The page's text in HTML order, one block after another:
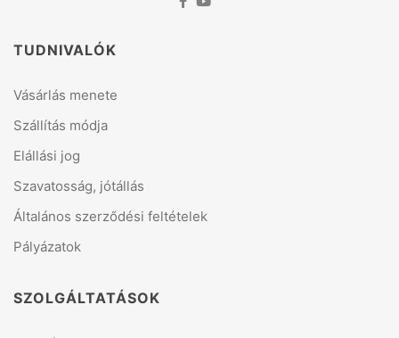
TUDNIVALÓK
Vásárlás menete
Szállítás módja
Elállási jog
Szavatosság, jótállás
Általános szerződési feltételek
Pályázatok
SZOLGÁLTATÁSOK